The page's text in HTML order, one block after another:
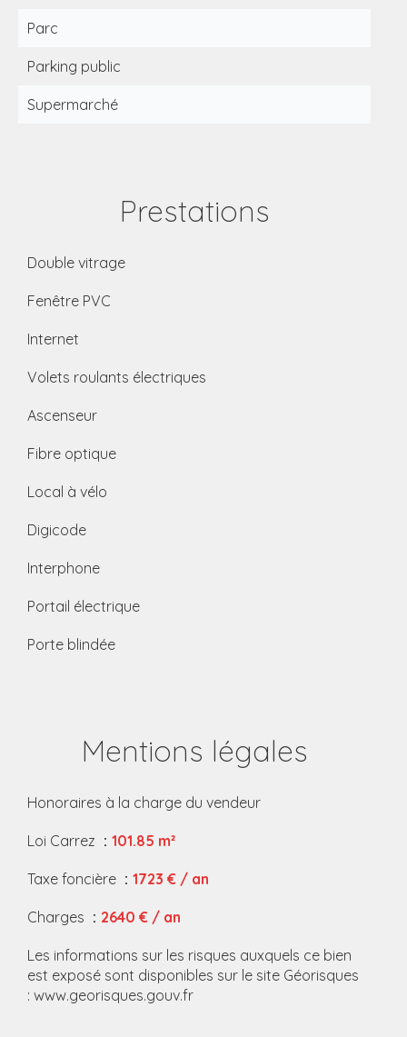
Parc
Parking public
Supermarché
Prestations
Double vitrage
Fenêtre PVC
Internet
Volets roulants électriques
Ascenseur
Fibre optique
Local à vélo
Digicode
Interphone
Portail électrique
Porte blindée
Mentions légales
Honoraires à la charge du vendeur
Loi Carrez 101.85 m²
Taxe foncière 1723 € / an
Charges 2640 € / an
Les informations sur les risques auxquels ce bien
est exposé sont disponibles sur le site Géorisques
: www.georisques.gouv.fr